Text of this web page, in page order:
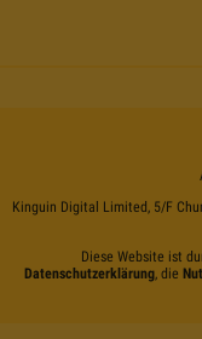
Kinguin Digital Limited, 5/F
Diese Website ist
Datenschutzerklärung, die